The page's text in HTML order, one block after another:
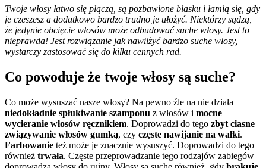
Twoje włosy łatwo się plączą, są pozbawione blasku i łamią się, gdy
je czeszesz a dodatkowo bardzo trudno je ułożyć. Niektórzy sądzą,
że jedynie obcięcie włosów może odbudować suche włosy. Jest to
nieprawda! Jest rozwiązanie jak nawilżyć bardzo suche włosy,
wystarczy zastosować się do kilku cennych rad.
Co powoduje że twoje włosy są suche?
Co może wysuszać nasze włosy? Na pewno źle na nie działa
niedokładnie spłukiwanie szamponu z włosów i mocne
wycieranie włosów ręcznikiem. Doprowadzi do tego zbyt ciasne
związywanie włosów gumką, czy częste nawijanie na wałki.
Farbowanie też może je znacznie wysuszyć. Doprowadzi do tego
również trwała. Częste przeprowadzanie tego rodzajów zabiegów